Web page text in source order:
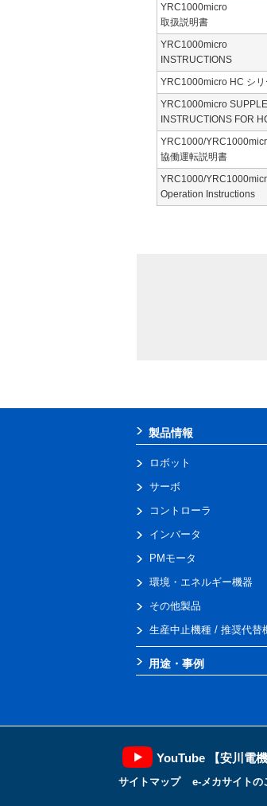
YRC1000micro
取扱説明書
YRC1000micro
INSTRUCTIONS
YRC1000micro HC シ
YRC1000micro
INSTRUCTIONS FOR
YRC1000/
協働運転説明書
YRC1000/
Operation Instructions
製品情報
ロボット
サーボ
コントローラ
インバータ
PMモータ
環境・エネルギー機器
その他製品
生産中止機種 / 推奨代替
用途・事例
YouTube 【安川電
サイトマップ e-メカサイトの